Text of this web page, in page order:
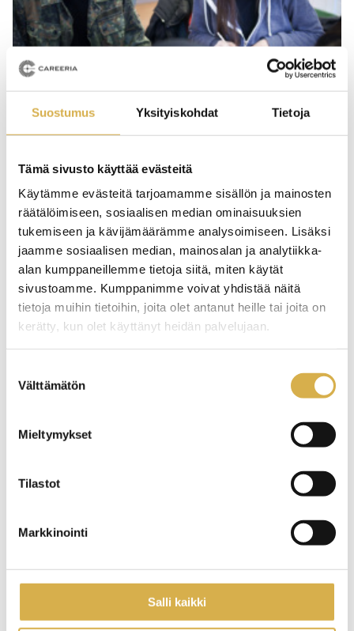
Suostumus Yksityiskohdat Tietoja
Tämä sivusto käyttää evästeitä
Käytämme evästeitä tarjoamamme sisällön ja mainosten
räätälöimiseen, sosiaalisen median ominaisuuksien
tukemiseen ja kävijämäärämme analysoimiseen. Lisäksi
jaamme sosiaalisen median, mainosalan ja analytiikka-
alan kumppaneillemme tietoja siitä, miten käytät
sivustoamme. Kumppanimme voivat yhdistää näitä
tietoja muihin tietoihin, joita olet antanut heille tai joita on
kerätty, kun olet käyttänyt heidän palvelujaan.
valinta
Välttämätön
Mieltymykset
Tilastot
Markkinointi
Salli kaikki
Kohtaanto – maahanmuuttajat työmarkkinoilla
Työnantaja osana opintokokonaisuutta, K-
selaus